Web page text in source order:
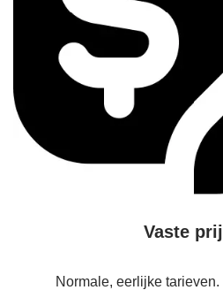
Vaste
Normale, eerlijke